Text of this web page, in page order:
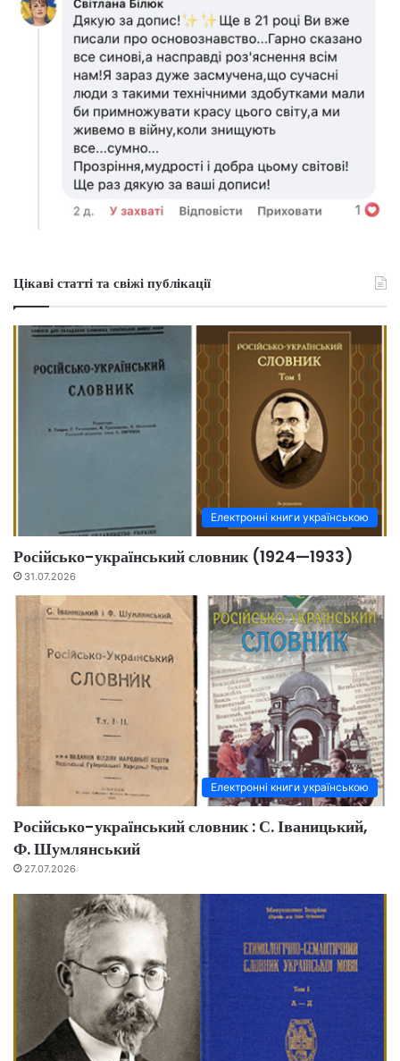
Цікаві статті та свіжі публікації
Електронні книги українською
Російсько-український словник (1924—1933)
31.07.2026
Електронні книги українською
Російсько-український словник : С. Іваницький,
Ф. Шумлянський
27.07.2026